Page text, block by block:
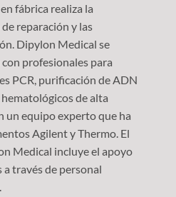
fábrica realiza la
reparación y las
Dipylon Medical se
profesionales para
PCR, purificación de ADN
de alta
un equipo experto que ha
Agilent y Thermo. El
Medical incluye el apoyo
través de personal